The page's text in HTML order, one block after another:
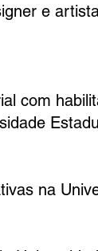
e
com
na